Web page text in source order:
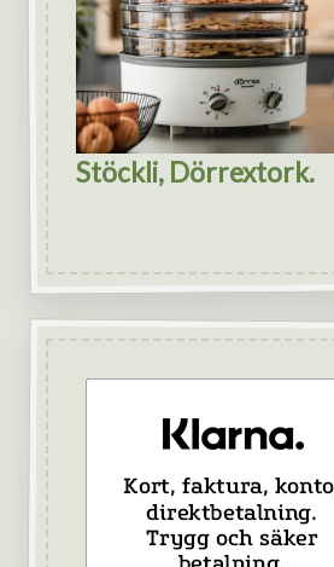
Stöckli, Dörrextork.